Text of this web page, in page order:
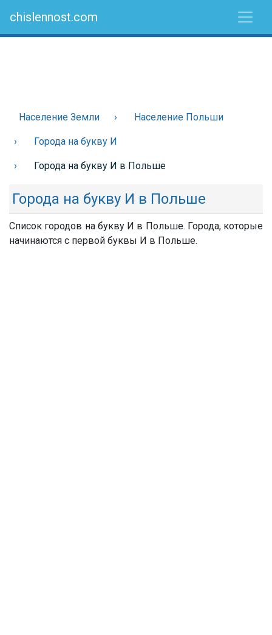
chislennost.com
Население Земли Население Польши
Города на букву И
Города на букву И в Польше
Города на букву И в Польше
Список городов на букву И в Польше. Города, которые
начинаются с первой буквы И в Польше.